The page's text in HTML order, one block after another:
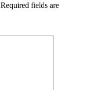
Required fields are